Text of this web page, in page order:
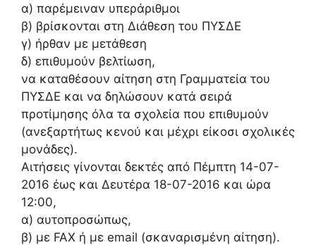
α) παρέμειναν υπεράριθμοι
β) βρίσκονται στη Διάθεση του ΠΥΣΔΕ
γ) ήρθαν με μετάθεση
δ) επιθυμούν βελτίωση,
να καταθέσουν αίτηση στη Γραμματεία του
ΠΥΣΔΕ και να δηλώσουν κατά σειρά
προτίμησης όλα τα σχολεία που επιθυμούν
(ανεξαρτήτως κενού και μέχρι είκοσι σχολικές
μονάδες).
Αιτήσεις γίνονται δεκτές από Πέμπτη 14-07-
2016 έως και Δευτέρα 18-07-2016 και ώρα
12:00,
α) αυτοπροσώπως,
β) με FAX ή με email (σκαναρισμένη αίτηση).